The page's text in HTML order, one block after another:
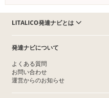
LITALICO発達ナビとは
発達ナビについて
よくある質問
お問い合わせ
運営からのお知らせ